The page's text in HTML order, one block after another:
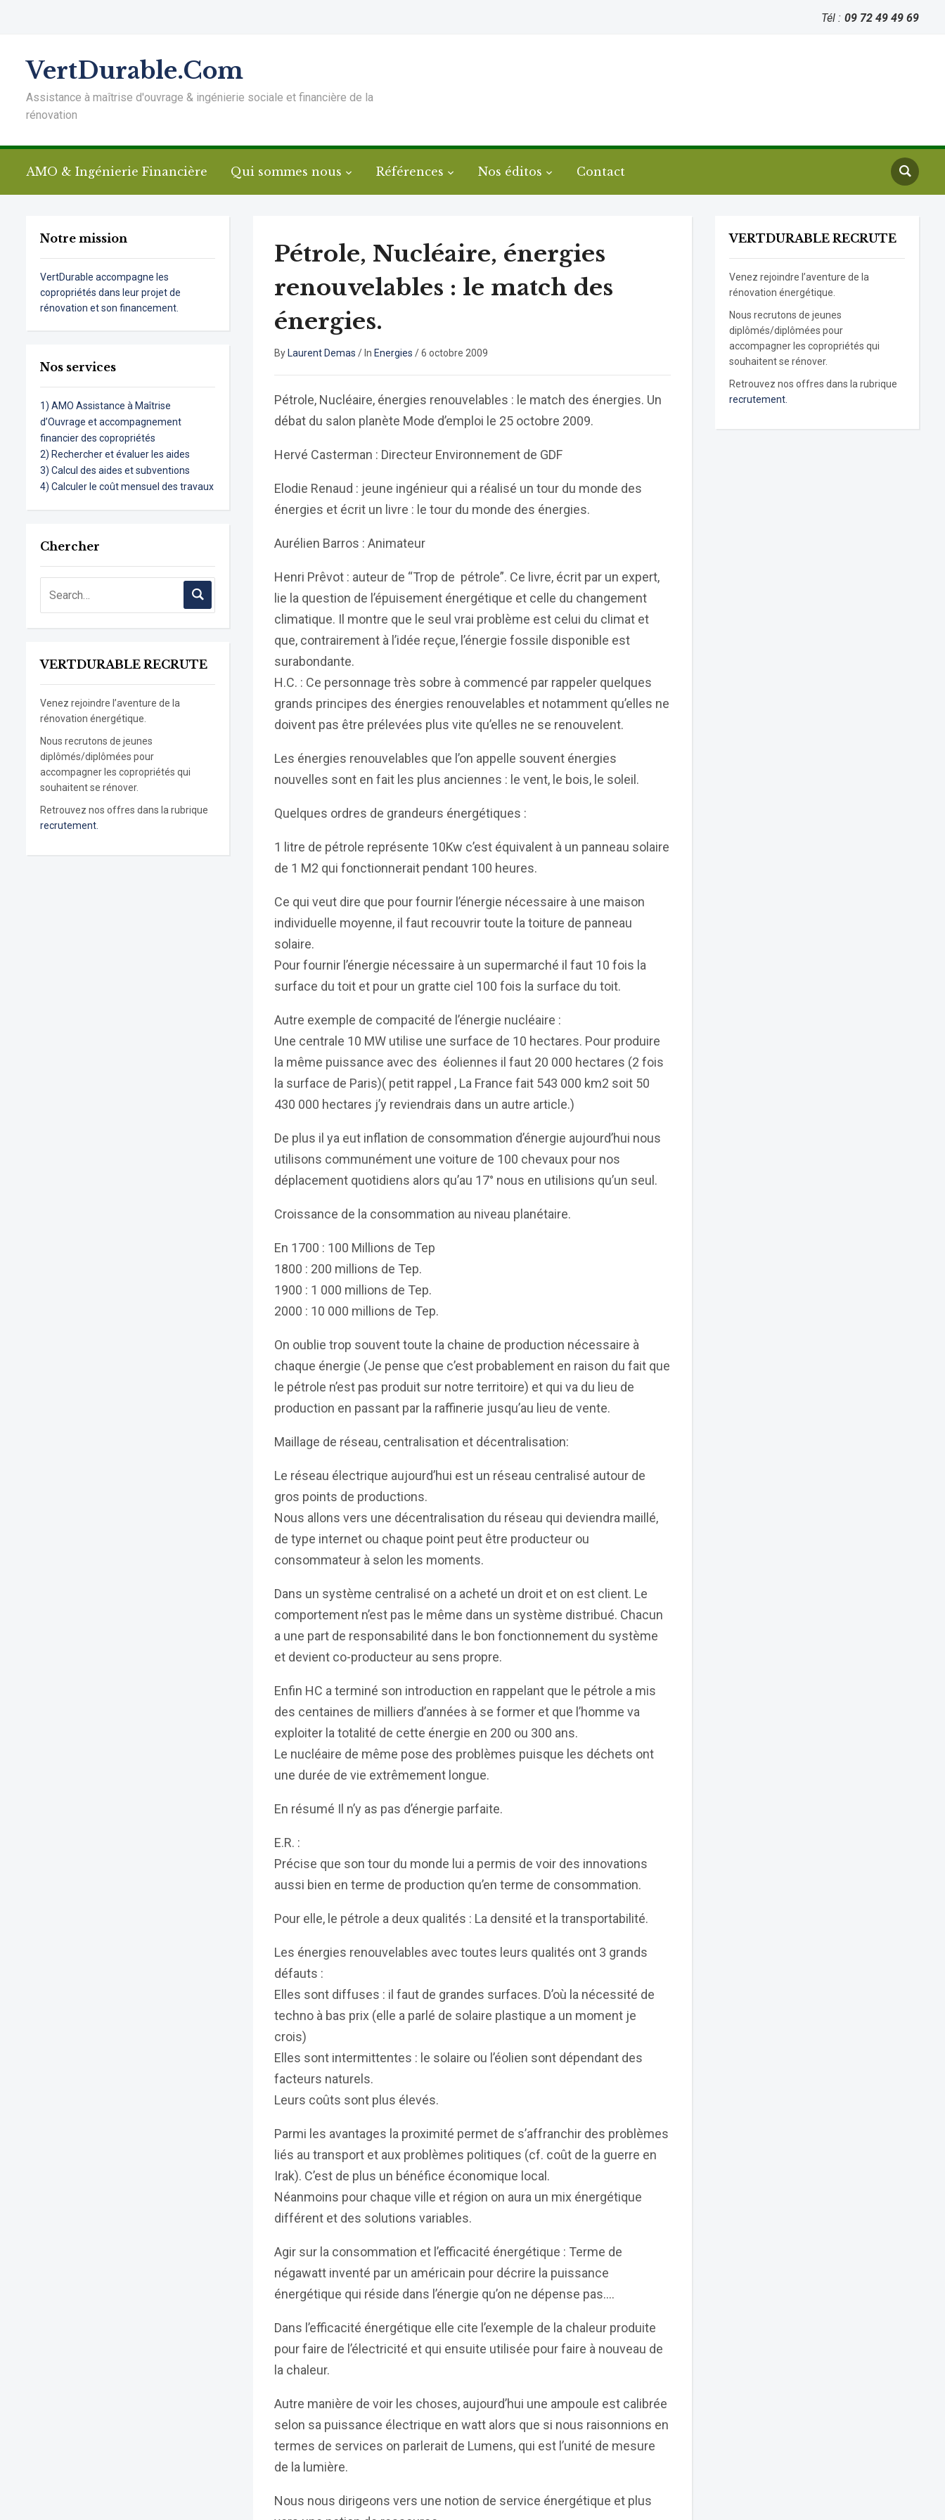
Tél : 09 72 49 49 69
VertDurable.Com
Assistance à maîtrise d'ouvrage & ingénierie sociale et financière de la
rénovation
AMO & Ingénierie Financière Qui sommes nous Références Nos éditos Contact
Notre mission
VertDurable accompagne les
copropriétés dans leur projet de
rénovation et son financement.
Nos services
1) AMO Assistance à Maîtrise
d’Ouvrage et accompagnement
financier des copropriétés
2) Rechercher et évaluer les aides
3) Calcul des aides et subventions
4) Calculer le coût mensuel des travaux
Chercher
VERTDURABLE RECRUTE
Venez rejoindre l’aventure de la
rénovation énergétique.
Nous recrutons de jeunes
diplômés/diplômées pour
accompagner les copropriétés qui
souhaitent se rénover.
Retrouvez nos offres dans la rubrique
recrutement.
Pétrole, Nucléaire, énergies
renouvelables : le match des
énergies.
By Laurent Demas / In Energies /6 octobre 2009
Pétrole, Nucléaire, énergies renouvelables : le match des énergies. Un
débat du salon planète Mode d’emploi le 25 octobre 2009.
Hervé Casterman : Directeur Environnement de GDF
Elodie Renaud : jeune ingénieur qui a réalisé un tour du monde des
énergies et écrit un livre : le tour du monde des énergies.
Aurélien Barros : Animateur
Henri Prêvot : auteur de “Trop de pétrole”. Ce livre, écrit par un expert,
lie la question de l’épuisement énergétique et celle du changement
climatique. Il montre que le seul vrai problème est celui du climat et
que, contrairement à l’idée reçue, l’énergie fossile disponible est
surabondante.
H.C. : Ce personnage très sobre à commencé par rappeler quelques
grands principes des énergies renouvelables et notamment qu’elles ne
doivent pas être prélevées plus vite qu’elles ne se renouvelent.
Les énergies renouvelables que l’on appelle souvent énergies
nouvelles sont en fait les plus anciennes : le vent, le bois, le soleil.
Quelques ordres de grandeurs énergétiques :
1 litre de pétrole représente 10Kw c’est équivalent à un panneau solaire
de 1 M2 qui fonctionnerait pendant 100 heures.
Ce qui veut dire que pour fournir l’énergie nécessaire à une maison
individuelle moyenne, il faut recouvrir toute la toiture de panneau
solaire.
Pour fournir l’énergie nécessaire à un supermarché il faut 10 fois la
surface du toit et pour un gratte ciel 100 fois la surface du toit.
Autre exemple de compacité de l’énergie nucléaire :
Une centrale 10 MW utilise une surface de 10 hectares. Pour produire
la même puissance avec des éoliennes il faut 20 000 hectares (2 fois
la surface de Paris)( petit rappel , La France fait 543 000 km2 soit 50
430 000 hectares j’y reviendrais dans un autre article.)
De plus il ya eut inflation de consommation d’énergie aujourd’hui nous
utilisons communément une voiture de 100 chevaux pour nos
déplacement quotidiens alors qu’au 17° nous en utilisions qu’un seul.
Croissance de la consommation au niveau planétaire.
En 1700 : 100 Millions de Tep
1800 : 200 millions de Tep.
1900 : 1 000 millions de Tep.
2000 : 10 000 millions de Tep.
On oublie trop souvent toute la chaine de production nécessaire à
chaque énergie (Je pense que c’est probablement en raison du fait que
le pétrole n’est pas produit sur notre territoire) et qui va du lieu de
production en passant par la raffinerie jusqu’au lieu de vente.
Maillage de réseau, centralisation et décentralisation:
Le réseau électrique aujourd’hui est un réseau centralisé autour de
gros points de productions.
Nous allons vers une décentralisation du réseau qui deviendra maillé,
de type internet ou chaque point peut être producteur ou
consommateur à selon les moments.
Dans un système centralisé on a acheté un droit et on est client. Le
comportement n’est pas le même dans un système distribué. Chacun
a une part de responsabilité dans le bon fonctionnement du système
et devient co-producteur au sens propre.
Enfin HC a terminé son introduction en rappelant que le pétrole a mis
des centaines de milliers d’années à se former et que l’homme va
exploiter la totalité de cette énergie en 200 ou 300 ans.
Le nucléaire de même pose des problèmes puisque les déchets ont
une durée de vie extrêmement longue.
En résumé Il n’y as pas d’énergie parfaite.
E.R. :
Précise que son tour du monde lui a permis de voir des innovations
aussi bien en terme de production qu’en terme de consommation.
Pour elle, le pétrole a deux qualités : La densité et la transportabilité.
Les énergies renouvelables avec toutes leurs qualités ont 3 grands
défauts :
Elles sont diffuses : il faut de grandes surfaces. D’où la nécessité de
techno à bas prix (elle a parlé de solaire plastique a un moment je
crois)
Elles sont intermittentes : le solaire ou l’éolien sont dépendant des
facteurs naturels.
Leurs coûts sont plus élevés.
Parmi les avantages la proximité permet de s’affranchir des problèmes
liés au transport et aux problèmes politiques (cf. coût de la guerre en
Irak). C’est de plus un bénéfice économique local.
Néanmoins pour chaque ville et région on aura un mix énergétique
différent et des solutions variables.
Agir sur la consommation et l’efficacité énergétique : Terme de
négawatt inventé par un américain pour décrire la puissance
énergétique qui réside dans l’énergie qu’on ne dépense pas….
Dans l’efficacité énergétique elle cite l’exemple de la chaleur produite
pour faire de l’électricité et qui ensuite utilisée pour faire à nouveau de
la chaleur.
Autre manière de voir les choses, aujourd’hui une ampoule est calibrée
selon sa puissance électrique en watt alors que si nous raisonnions en
termes de services on parlerait de Lumens, qui est l’unité de mesure
de la lumière.
Nous nous dirigeons vers une notion de service énergétique et plus
VERTDURABLE RECRUTE
Venez rejoindre l’aventure de la
rénovation énergétique.
Nous recrutons de jeunes
diplômés/diplômées pour
accompagner les copropriétés qui
souhaitent se rénover.
Retrouvez nos offres dans la rubrique
recrutement.